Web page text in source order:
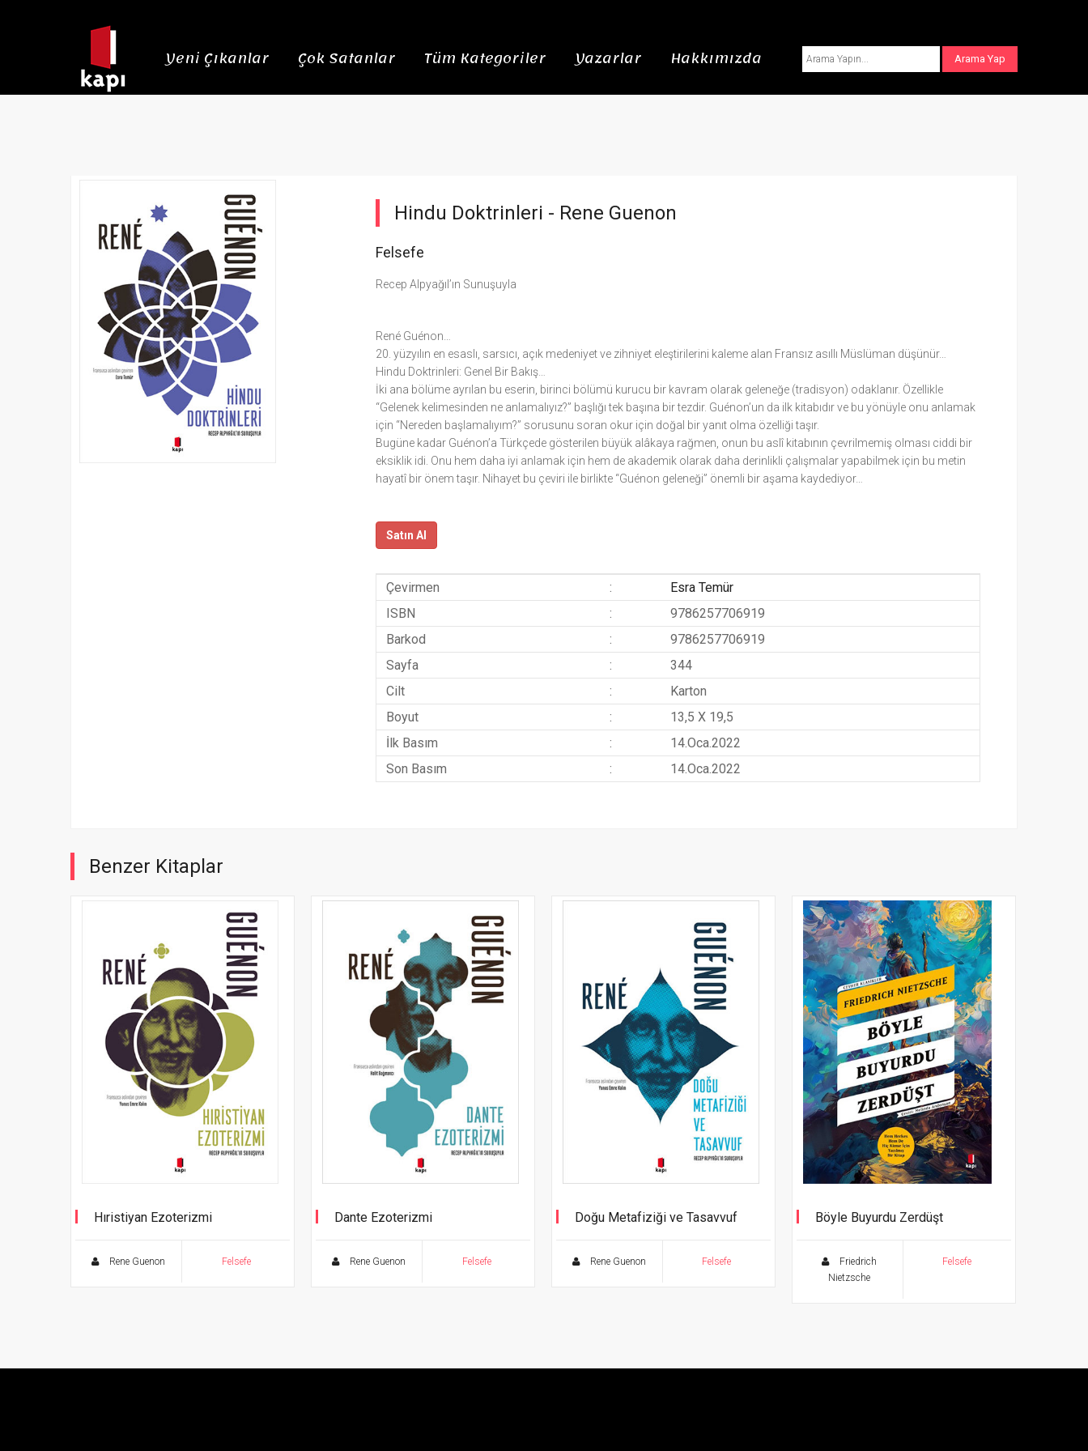
Yeni Çıkanlar Çok Satanlar Tüm Kategoriler Yazarlar Hakkımızda
Hindu Doktrinleri - Rene Guenon
Felsefe
Recep Alpyağıl’ın Sunuşuyla
René Guénon…
20. yüzyılın en esaslı, sarsıcı, açık medeniyet ve zihniyet eleştirilerini kaleme alan Fransız asıllı Müslüman düşünür…
Hindu Doktrinleri: Genel Bir Bakış…
İki ana bölüme ayrılan bu eserin, birinci bölümü kurucu bir kavram olarak geleneğe (tradisyon) odaklanır. Özellikle
“Gelenek kelimesinden ne anlamalıyız?” başlığı tek başına bir tezdir. Guénon’un da ilk kitabıdır ve bu yönüyle onu anlamak
için “Nereden başlamalıyım?” sorusunu soran okur için doğal bir yanıt olma özelliği taşır.
Bugüne kadar Guénon’a Türkçede gösterilen büyük alâkaya rağmen, onun bu aslî kitabının çevrilmemiş olması ciddi bir
eksiklik idi. Onu hem daha iyi anlamak için hem de akademik olarak daha derinlikli çalışmalar yapabilmek için bu metin
hayatî bir önem taşır. Nihayet bu çeviri ile birlikte “Guénon geleneği” önemli bir aşama kaydediyor…
Satın Al
Çevirmen :
Esra Temür
ISBN
:
9786257706919
Barkod
:
9786257706919
Sayfa
:
344
Cilt
:
Karton
Boyut
:
13,5 X 19,5
İlk Basım
:
14.Oca.2022
Son Basım
: 14.Oca.2022
Benzer Kitaplar
Hıristiyan Ezoterizmi
Rene Guenon Felsefe
Dante Ezoterizmi
Rene Guenon Felsefe
Doğu Metafiziği ve Tasavvuf
Rene Guenon Felsefe
Böyle Buyurdu Zerdüşt
Friedrich
Nietzsche
Felsefe